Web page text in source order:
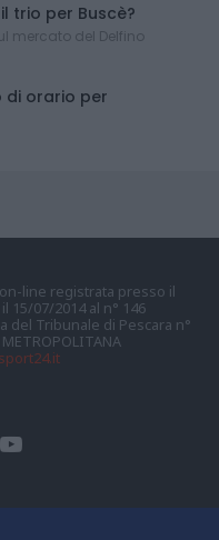
trio per Buscè?
mercato del Delfino
di orario per
line registrata presso il
15/07/2014 al n° 146
del Tribunale di Pescara n°